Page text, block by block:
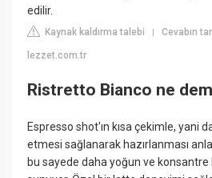
edilir.
Kaynak kaldırma talebi |Cevabın
lezzet.com.tr
Ristretto Bianco ne
Espresso shot'ın kısa çekimle, yani
etmesi sağlanarak hazırlanması
bu sayede daha yoğun ve konsantre